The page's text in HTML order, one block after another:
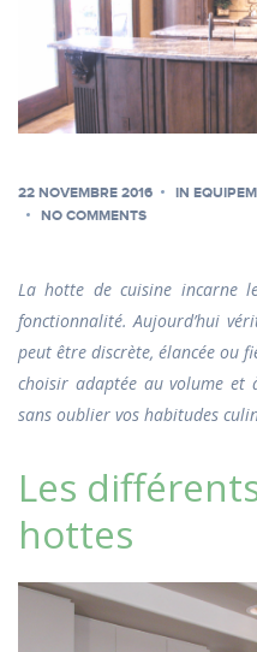
22 NOVEMBRE 2016 IN
NO COMMENTS
La hotte de cuisine incarne
fonctionnalité. Aujourd’hui
peut être discrète, élancée ou
choisir adaptée au volume et
sans oublier vos habitudes
Les
hottes